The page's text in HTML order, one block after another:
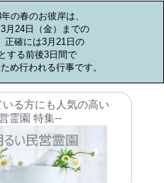
の春のお彼岸は、
月24日（金）までの
正確には3月21日の
する前後3日間で
め行われる行事です。
る方にも人気の高い
霊園 特集--